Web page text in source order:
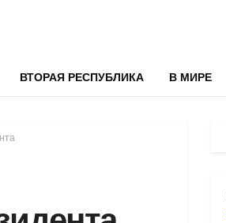
ВТОРАЯ РЕСПУБЛИКА В МИРЕ